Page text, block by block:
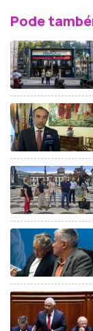
Pode